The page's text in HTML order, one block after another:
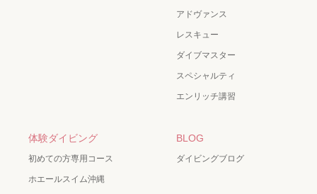
アドヴァンス
レスキュー
ダイブマスター
スペシャルティ
エンリッチ講習
体験ダイビング
初めての方専用コース
ホエールスイム沖縄
BLOG
ダイビングブログ